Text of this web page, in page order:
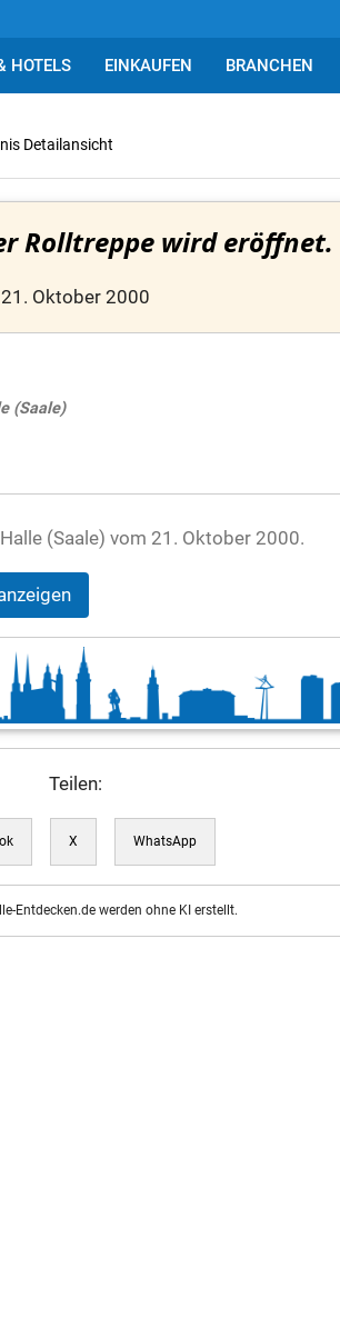
HOTELS EINKAUFEN BRANCHEN
Detailansicht
Rolltreppe wird eröffnet.
21. Oktober 2000
(Saale)
(Saale) vom 21. Oktober 2000.
Teilen:
X WhatsApp
Entdecken.de werden ohne KI erstellt.